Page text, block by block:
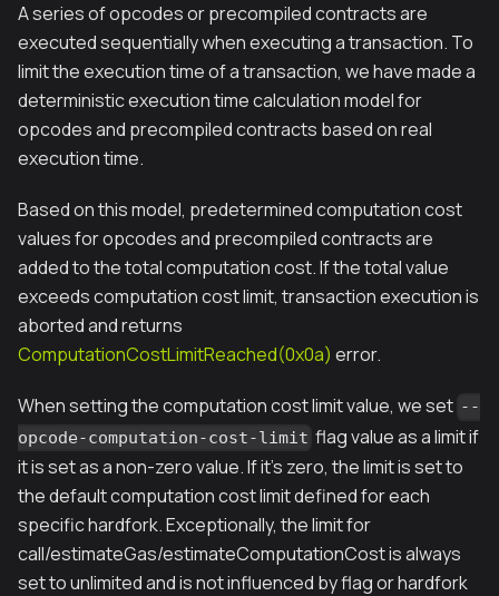
A series of opcodes or precompiled contracts are
executed sequentially when executing a transaction. To
limit the execution time of a transaction, we have made a
deterministic execution time calculation model for
opcodes and precompiled contracts based on real
execution time.
Based on this model, predetermined computation cost
values for opcodes and precompiled contracts are
added to the total computation cost. If the total value
exceeds computation cost limit, transaction execution is
aborted and returns
ComputationCostLimitReached(0x0a) error.
When setting the computation cost limit value, we set --
opcode-computation-cost-limit flag value as a limit if
it is set as a non-zero value. If it's zero, the limit is set to
the default computation cost limit defined for each
specific hardfork. Exceptionally, the limit for
call/estimateGas/estimateComputationCost is always
set to unlimited and is not influenced by flag or hardfork